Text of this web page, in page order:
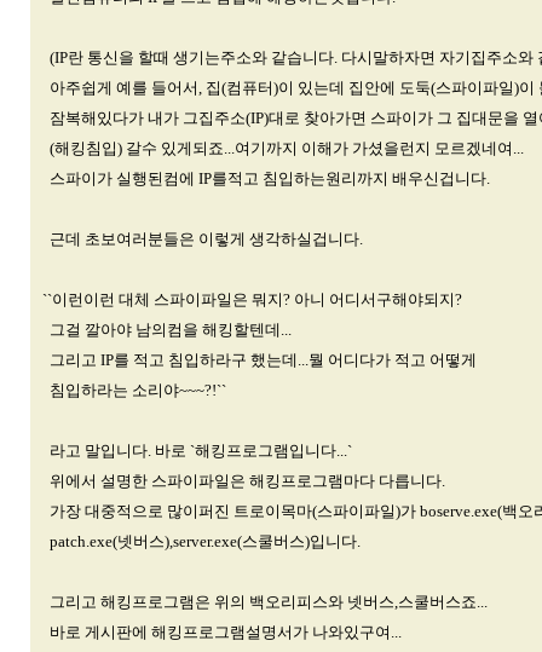
(IP란 통신을 할때 생기는주소와 같습니다. 다시말하자면 자기집주소와
아주쉽게 예를 들어서, 집(컴퓨터)이 있는데 집안에 도둑(스파이파일)이
잠복해있다가 내가 그집주소(IP)대로 찾아가면 스파이가 그 집대문을
(해킹침입) 갈수 있게되죠...여기까지 이해가 가셨을런지 모르겠네여...
스파이가 실행된컴에 IP를적고 침입하는원리까지 배우신겁니다.
근데 초보여러분들은 이렇게 생각하실겁니다.
``이런이런 대체 스파이파일은 뭐지? 아니 어디서구해야되지?
그걸 깔아야 남의컴을 해킹할텐데...
그리고 IP를 적고 침입하라구 했는데...뭘 어디다가 적고 어떻게
침입하라는 소리야~~~?!``
라고 말입니다. 바로 `해킹프로그램입니다...`
위에서 설명한 스파이파일은 해킹프로그램마다 다릅니다.
가장 대중적으로 많이퍼진 트로이목마(스파이파일)가 boserve.exe(백오
patch.exe(넷버스),server.exe(스쿨버스)입니다.
그리고 해킹프로그램은 위의 백오리피스와 넷버스,스쿨버스죠...
바로 게시판에 해킹프로그램설명서가 나와있구여...